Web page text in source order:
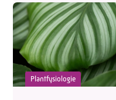
Plantfysiologie